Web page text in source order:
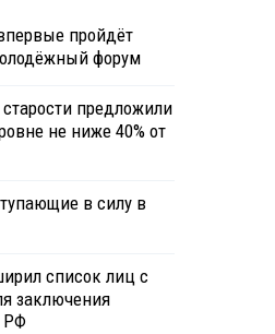
пройдёт
форум
предложили
не ниже 40% от
в силу в
список лиц с
заключения
РФ